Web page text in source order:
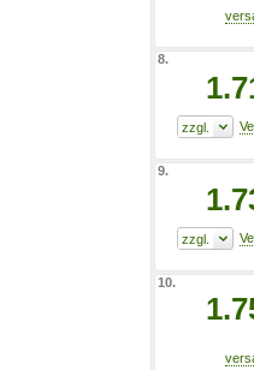
8.
9.
10.